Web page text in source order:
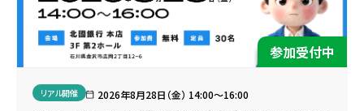
参加受付中
リアル開催 2026年8月28日（金） 14:00〜16:00